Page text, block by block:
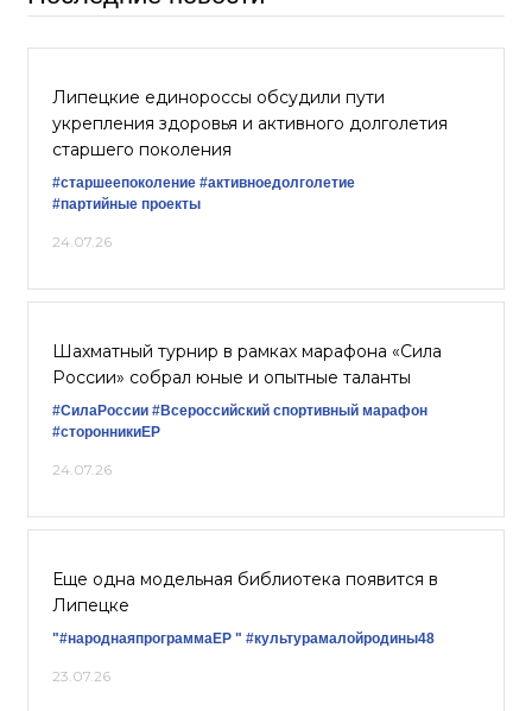
Липецкие единороссы обсудили пути
укрепления здоровья и активного долголетия
старшего поколения
#старшеепоколение #активноедолголетие
#партийные проекты
24.07.26
Шахматный турнир в рамках марафона «Сила
России» собрал юные и опытные таланты
#СилаРоссии #Всероссийский спортивный марафон
#сторонникиЕР
24.07.26
Еще одна модельная библиотека появится в
Липецке
"#народнаяпрограммаЕР " #культурамалойродины48
23.07.26